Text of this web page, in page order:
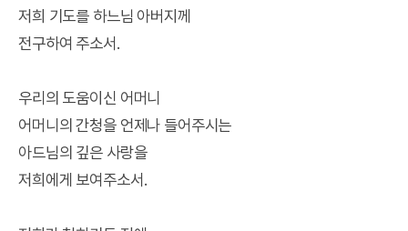
저희 기도를 하느님 아버지께
전구하여 주소서.
우리의 도움이신 어머니
어머니의 간청을 언제나 들어주시는
아드님의 깊은 사랑을
저희에게 보여주소서.